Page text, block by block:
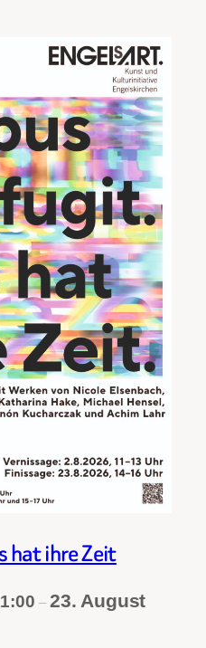
hat ihre Zeit
– 23. August